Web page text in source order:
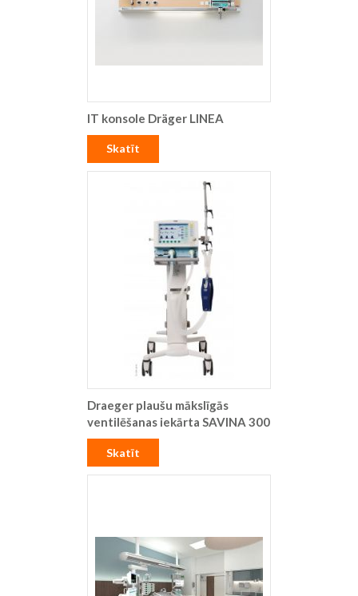
IT konsole Dräger LINEA
Skatīt
Draeger plaušu mākslīgās
ventilēšanas iekārta SAVINA 300
Skatīt